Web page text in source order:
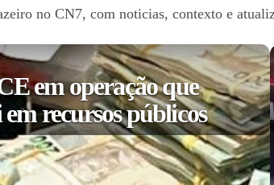
no CN7, com noticias, contexto e
em operação que
recursos públicos